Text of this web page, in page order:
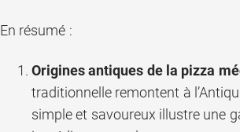
En résumé :
Origines antiques de la pizza
traditionnelle remontent à
simple et savoureux illustre une